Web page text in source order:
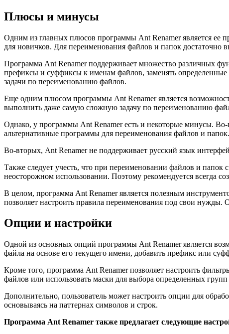
Плюсы и минусы
Одним из главных плюсов программы Ant Renamer является ее
для новичков. Для переименования файлов и папок
Программа Ant Renamer поддерживает множество различных
префиксы и суффиксы к именам файлов, заменять определенные
задачи по переименованию файлов.
Еще одним плюсом программы Ant Renamer является
выполнить даже самую сложную задачу по переименованию
Однако, у программы Ant Renamer есть и некоторые минусы.
альтернативные программы для переименования файлов и папок.
Во-вторых, Ant Renamer не поддерживает русский язык
Также следует учесть, что при переименовании файлов и
неосторожном использовании. Поэтому рекомендуется всегда
В целом, программа Ant Renamer является полезным
позволяет настроить правила переименования под свои
Опции и настройки
Одной из основных опций программы Ant Renamer является
файла на основе его текущего имени, добавить префикс или
Кроме того, программа Ant Renamer позволяет настроить
файлов или использовать маски для выбора определенных
Дополнительно, пользователь может настроить опции для
основываясь на паттернах символов и строк.
Программа Ant Renamer также предлагает следующие